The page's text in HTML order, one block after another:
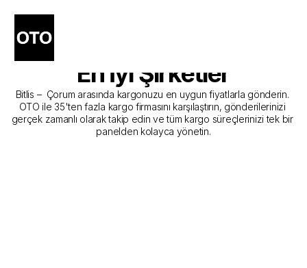
Bitlis - Çorum Kargo
Gönderim Hizmeti Sunan
En İyi Şirketler
Bitlis –  Çorum arasında kargonuzu en uygun fiyatlarla gönderin.
OTO ile 35'ten fazla kargo firmasını karşılaştırın, gönderilerinizi
gerçek zamanlı olarak takip edin ve tüm kargo süreçlerinizi tek bir
panelden kolayca yönetin.